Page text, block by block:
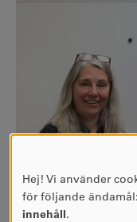
ANVÄNDNING
AV
Hej! Vi använder
för följande ändamål:
innehåll.